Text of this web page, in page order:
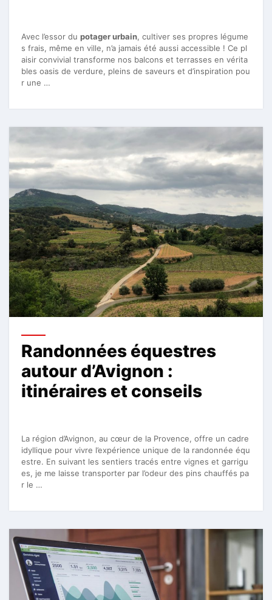
Avec l’essor du potager urbain, cultiver ses propres légume
s frais, même en ville, n’a jamais été aussi accessible ! Ce pl
aisir convivial transforme nos balcons et terrasses en vérita
bles oasis de verdure, pleins de saveurs et d’inspiration pou
r une …
Randonnées équestres
autour d’Avignon :
itinéraires et conseils
La région d’Avignon, au cœur de la Provence, offre un cadre
idyllique pour vivre l’expérience unique de la randonnée équ
estre. En suivant les sentiers tracés entre vignes et garrigu
es, je me laisse transporter par l’odeur des pins chauffés pa
r le …